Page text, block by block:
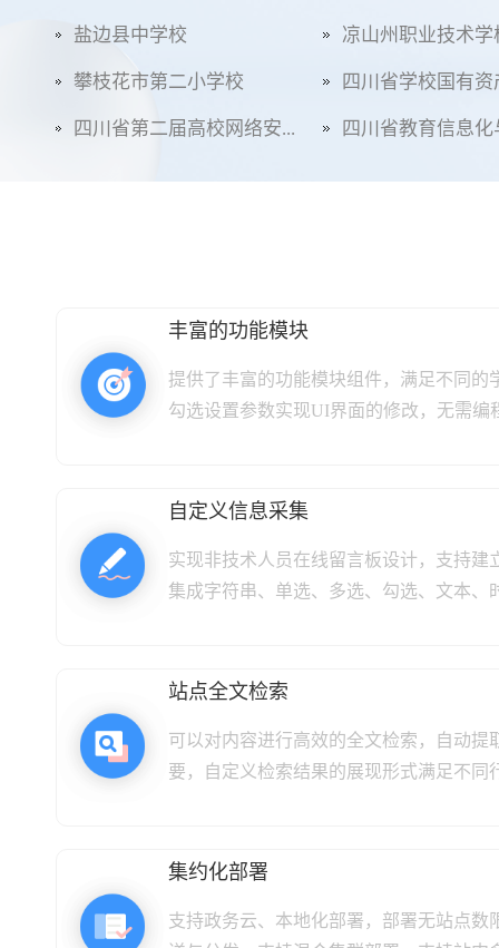
盐边县中学校 凉山州职业技术学
攀枝花市第二小学校 四川省学校国有资
四川省第二届高校网络安... 四川省教育信息化
丰富的功能模块
提供了丰富的功能模块组件，满足不同的
勾选设置参数实现UI界面的修改，无需编
自定义信息采集
实现非技术人员在线留言板设计，支持建
集成字符串、单选、多选、勾选、文本、
站点全文检索
可以对内容进行高效的全文检索，自动提
要，自定义检索结果的展现形式满足不同
集约化部署
支持政务云、本地化部署，部署无站点数